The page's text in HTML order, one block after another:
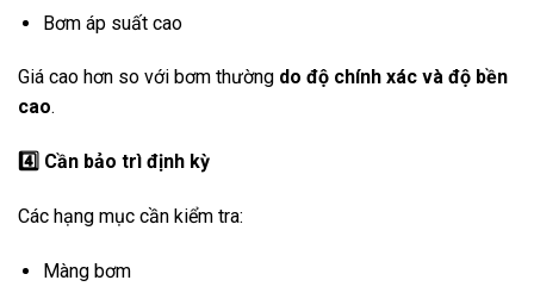
Bơm áp suất cao
Giá cao hơn so với bơm thường do độ chính xác và độ bền
cao.
4️ Cần bảo trì định kỳ
Các hạng mục cần kiểm tra:
Màng bơm